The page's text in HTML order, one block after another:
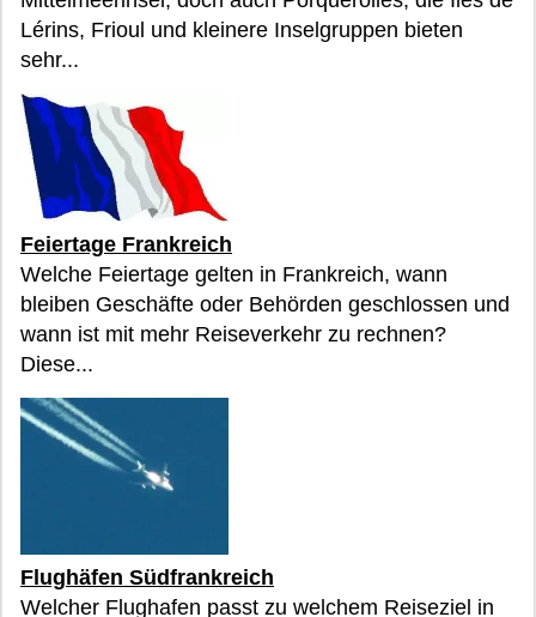
Lérins, Frioul und kleinere Inselgruppen bieten
sehr...
Feiertage Frankreich
Welche Feiertage gelten in Frankreich, wann
bleiben Geschäfte oder Behörden geschlossen und
wann ist mit mehr Reiseverkehr zu rechnen?
Diese...
Flughäfen Südfrankreich
Welcher Flughafen passt zu welchem Reiseziel in